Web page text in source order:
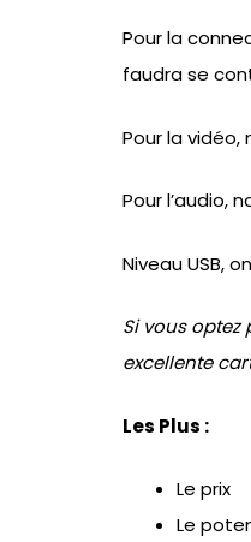
Pour la
faudra se
Pour la vidéo,
Pour l’audio,
Niveau USB,
Si vous optez
excellente
Les Plus :
Le prix
Le